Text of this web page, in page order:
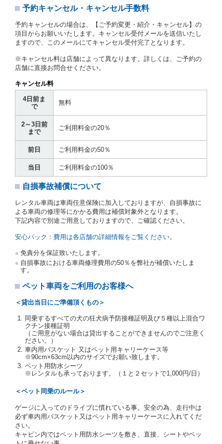
第３章／貸 渡 し
第７条（貸渡契約の締結）
借受人は第２条第１項に定める借受条件を明示し、当
貸渡契約を締結するものとします。ただし、貸し渡す
ことができるレンタカーがない場合又は借受人若しく
は運転者が第８条第１項若しくは第２項各号のいずれ
かに該当する場合を除きます。
貸渡契約を締結した場合、借受人は当社に第１0条第
１項に定める貸渡料金を支払うものとします。
運転者の義務と定められた事項を遵守するものとしま
す。
当社は、監督官庁の基本通達（注１）に基づき、貸渡
運転者の氏名、住所、運転免許の種類及び運転免許証
写しを添付するため、貸渡契約の締結にあたり、借受
人に対し、借受人の指定する運転者（以下「運転者」
といいます。）の運転免許証の提示を求めるほか、そ
の写しの提出を求めることがあります。この場合、借
受人は、自己が運転者であるときは自己の運転免許証
の運転免許証を提示するものとします。
交通局長通達「レンタカーに関する基本通達」（自
旅第138号 平成7年6月13日）の２．(10)及び(11)の
注２）運転免許証とは、道路交通法第９２条に規定
される運転免許証のうち、道路交通法施行規則第１
９条別記様式第１４の書式の運転免許証をいいま
す。
当社は、貸渡契約の締結にあたり、借受人及び運転者
に対し、運転免許証のほかに本人確認ができる書類の
提示を求め、及び提出された書類の写しをとることが
あります。
当社は、貸渡契約の締結にあたり、借受期間中に借受
人及び運転者と連絡するための携帯電話番号等の告知
を求めます。
レジットカード若しくは現金による支払いを求め、又
借受人は契約後の借受期間の延長はできないものとし
ます。
当社は、借受人又は運転者が前3項に従わない場合
は、貸渡契約の締結を拒絶するとともに、予約を取消
予約キャンセル・キャンセル手数料
予約キャンセルの場合は、【ご予約変更・紹介・キャンセル】の
項目からお願いいたします。キャンセル受付メールを送信いたし
ますので、このメールにてキャンセル受付完了となります。
※キャンセル料は店舗によって異なります。詳しくは、ご予約の
店舗に直接お問合せください。
キャンセル料
4日前ま
で
無料
2～3日前
まで
ご利用料金の20％
前日 ご利用料金の50％
当日 ご利用料金の100％
自損事故補償について
レンタル車両は車両任意保険に加入しておりますが、自損事故に
よる車両の修理等にかかる費用は補償対象外となります。
下記内容で別途ご用意しておりますので、ご確認ください。
安心パック：費用は各店舗の詳細情報をご覧ください。
免責分を保証致いたします。
自損事故における車両修理費用の50％を弊社が補償いたしま
す。
ペット車両をご利用のお客様へ
＜貸出当日にご準備頂くもの＞
同乗するすべての犬の狂犬病予防接種証明及び５種以上混合ワ
クチン接種証明
（ご用意がない場合は貸出することができませんのでご注意く
ださい。）
車内用バスケット 又はペット用キャリーケース等
※90cm×63cm以内のサイズでお願い致します。
ペット用防水シーツ
※レンタルも承っております。（１と２セットで1,000円/日）
＜ペット同乗のルール＞
ゲージに入ってのドライブに慣れている事。安全の為、走行中は
必ず車内用バスケット又はペット用キャリーケースに入れてくだ
さい。
キャビン内ではペット用防水シーツを敷き、直接、シートやベッ